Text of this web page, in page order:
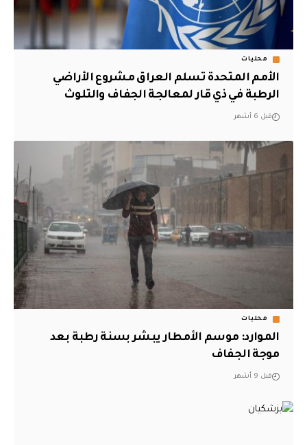
محليات
الأمم المتحدة تسلم العراق مشروع الأراضي
الرطبة في ذي قار لمعالجة الجفاف والتلوث
قبل 6 أشهر
محليات
الموارد: موسم الأمطار يبشر بسنة رطبة بعد
موجة الجفاف
قبل 9 أشهر